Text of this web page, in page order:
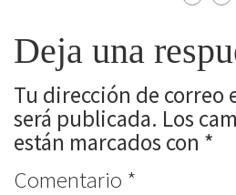
Deja una
Tu dirección de correo
será publicada. Los
están marcados con *
Comentario *